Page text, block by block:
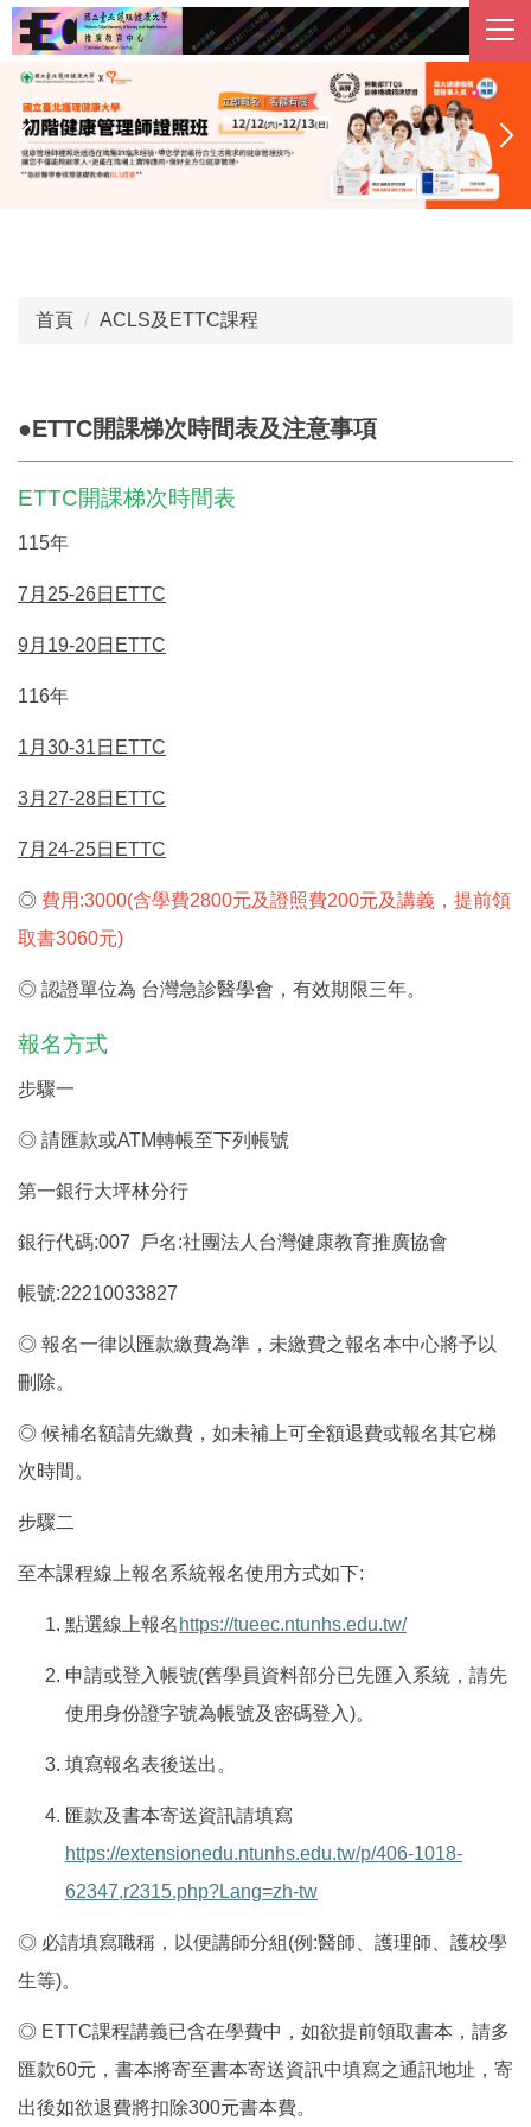
跳
到
主
要
內
容
首頁 ACLS及ETTC課程
●ETTC開課梯次時間表及注意事項
ETTC開課梯次時間表
115年
7 月 25-26日 ETTC
9月19-20日ETTC
116年
1月30-31日ETTC
3月27-28日ETTC
7月24-25日ETTC
◎ 費用 :3000(含學費2800元及證照費200元及講義，提前領
取書3060元)
◎ 認證單位為 台灣急診醫學會，有效期限三年。
報名方式
步驟一
◎ 請匯款或ATM轉帳至下列帳號
第一銀行大坪林分行
銀行代碼:007 戶名:社團法人台灣健康教育推廣協會
帳號:22210033827
◎ 報名一律以匯款繳費為準，未繳費之報名本中心將予以
刪除。
◎ 候補名額請先繳費，如未補上可全額退費或報名其它梯
次時間。
步驟二
至本課程線上報名系統報名使用方式如下:
點選線上報名 https://tueec.ntunhs.edu.tw/
申請或登入帳號(舊學員資料部分已先匯入系統，請先
使用身份證字號為帳號及密碼登入)。
填寫報名表後送出。
匯款及書本寄送資訊請填寫
https://extensionedu.ntunhs.edu.tw/p/406-1018-
62347,r2315.php?Lang=zh-tw
◎ 必請填寫職稱，以便講師分組 (例 :醫師、護理師、護校學
生等)。
◎ ETTC課程講義已含在學費中，如欲提前領取書本，請多
匯款60元，書本將寄至書本寄送資訊中填寫之通訊地址，寄
出後如欲退費將扣除300元書本費。